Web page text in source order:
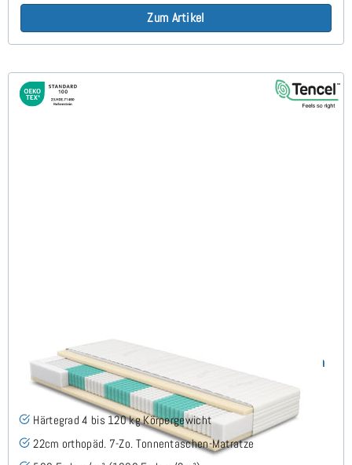
Zum Artikel
SERA H4 (TENCEL™ Lyocell) TTFK-Matratze 80x210 cm
Härtegrad 4 bis 120 kg Körpergewicht
22cm orthopäd. 7-Zo. Tonnentaschen-Matratze